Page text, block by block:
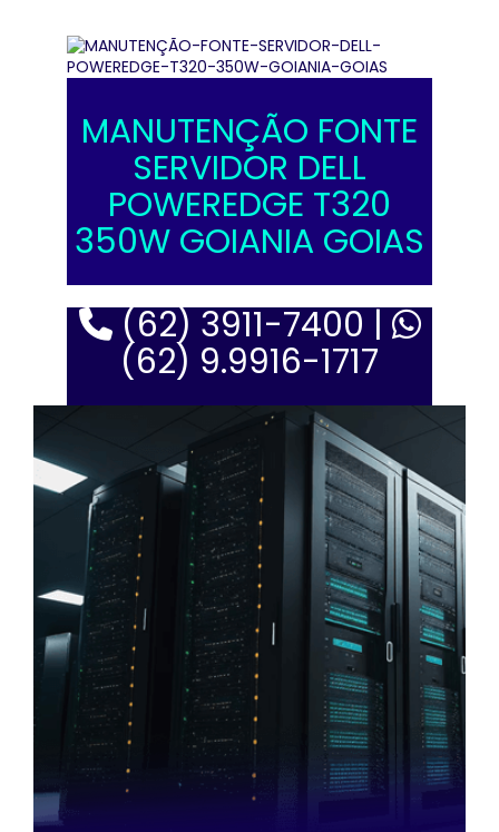
MANUTENÇÃO FONTE
SERVIDOR DELL
POWEREDGE T320
350W GOIANIA GOIAS
(62) 3911-7400 |
(62) 9.9916-1717